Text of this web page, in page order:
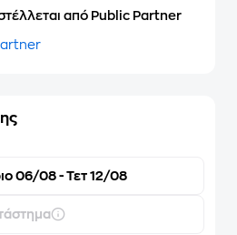
από Public Partner
06/08 - Τετ 12/08